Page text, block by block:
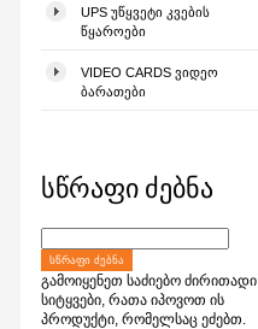
UPS ᲣᲬᲧᲕᲔᲢᲘ ᲙᲕᲔᲑᲘᲡ
ᲬᲧᲐᲠᲝᲔᲑᲘ
VIDEO CARDS ᲕᲘᲓᲔᲝ
ᲑᲐᲠᲐᲗᲔᲑᲘ
სწრაფი ძებნა
ᲡᲬᲠᲐᲤᲘ ᲫᲔᲑᲜᲐ
გამოიყენეთ საძიებო ძირითადი
სიტყვები, რათა იპოვოთ ის
პროდუქტი, რომელსაც ეძებთ.